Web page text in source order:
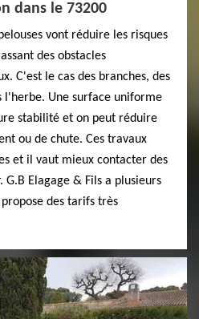
dans le 73200
vont réduire les risques
des obstacles
C'est le cas des branches, des
l'herbe. Une surface uniforme
stabilité et on peut réduire
ou de chute. Ces travaux
et il vaut mieux contacter des
Elagage & Fils a plusieurs
des tarifs très